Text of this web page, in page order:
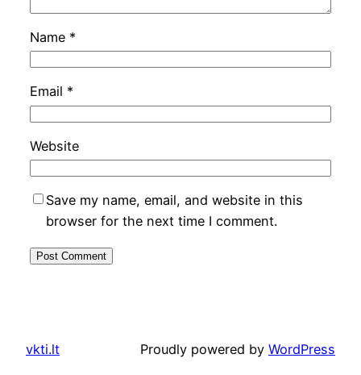
Name *
Email *
Website
Save my name, email, and website in this
browser for the next time I comment.
vkti.lt Proudly powered by WordPress